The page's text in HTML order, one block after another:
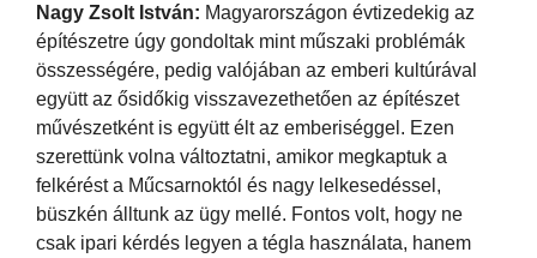
Nagy Zsolt István: Magyarországon évtizedekig az
építészetre úgy gondoltak mint műszaki problémák
összességére, pedig valójában az emberi kultúrával
együtt az ősidőkig visszavezethetően az építészet
művészetként is együtt élt az emberiséggel. Ezen
szerettünk volna változtatni, amikor megkaptuk a
felkérést a Műcsarnoktól és nagy lelkesedéssel,
büszkén álltunk az ügy mellé. Fontos volt, hogy ne
csak ipari kérdés legyen a tégla használata, hanem